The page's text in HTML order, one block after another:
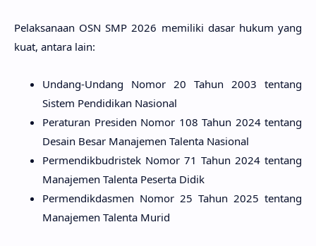
Pelaksanaan OSN SMP 2026 memiliki dasar hukum yang
kuat, antara lain:
Undang-Undang Nomor 20 Tahun 2003 tentang
Sistem Pendidikan Nasional
Peraturan Presiden Nomor 108 Tahun 2024 tentang
Desain Besar Manajemen Talenta Nasional
Permendikbudristek Nomor 71 Tahun 2024 tentang
Manajemen Talenta Peserta Didik
Permendikdasmen Nomor 25 Tahun 2025 tentang
Manajemen Talenta Murid